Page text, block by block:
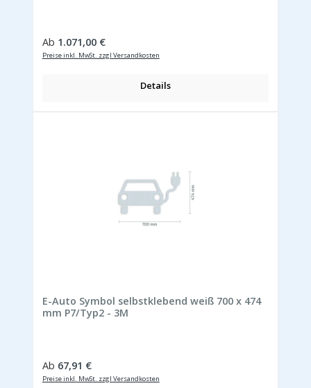
Regulärer Preis:
Ab 1.071,00 €
Preise inkl. MwSt. zzgl Versandkosten
Details
E-Auto Symbol selbstklebend weiß 700 x 474
mm P7/Typ2 - 3M
Regulärer Preis:
Ab 67,91 €
Preise inkl. MwSt. zzgl Versandkosten